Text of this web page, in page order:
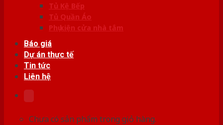
Tủ Kệ Bếp
Tủ Quần Áo
Phụ kiện cửa nhà tắm
Báo giá
Dự án thực tế
Tin tức
Liên hệ
Chưa có sản phẩm trong giỏ hàng.